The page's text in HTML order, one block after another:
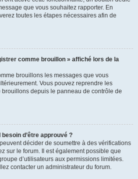
que vous souhaitez rapporter. En
toutes les étapes nécessaires afin de
comme brouillon » affiché lors de la
brouillons les messages que vous
Vous pouvez reprendre les
depuis le panneau de contrôle de
d’être approuvé ?
décider de soumettre à des vérifications
sur le forum. Il est également possible que
d’utilisateurs aux permissions limitées.
contacter un administrateur du forum.